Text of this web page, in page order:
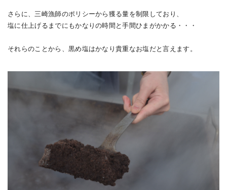
さらに、三崎漁師のポリシーから獲る量を制限しており、
塩に仕上げるまでにもかなりの時間と手間ひまがかかる・・・
それらのことから、黒め塩はかなり貴重なお塩だと言えます。